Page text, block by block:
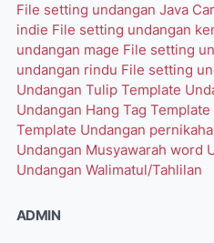
File setting undangan Java
indie File setting undangan
undangan mage File setting
undangan rindu File setting
Undangan Tulip Template
Undangan Hang Tag Template
Template Undangan
Undangan Musyawarah word
Undangan Walimatul/Tahlilan
ADMIN